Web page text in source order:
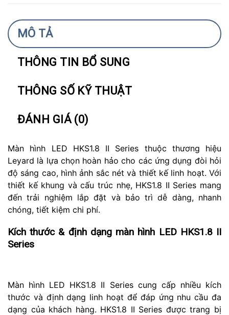
MÔ TẢ
THÔNG TIN BỔ SUNG
THÔNG SỐ KỸ THUẬT
ĐÁNH GIÁ (0)
Màn hình LED HKS1.8 II Series thuộc thương hiệu
Leyard là lựa chọn hoàn hảo cho các ứng dụng đòi hỏi
độ sáng cao, hình ảnh sắc nét và thiết kế linh hoạt. Với
thiết kế khung và cấu trúc nhẹ, HKS1.8 II Series mang
đến trải nghiệm lắp đặt và bảo trì dễ dàng, nhanh
chóng, tiết kiệm chi phí.
Kích thước & định dạng màn hình LED HKS1.8 II
Series
Màn hình LED HKS1.8 II Series cung cấp nhiều kích
thước và định dạng linh hoạt để đáp ứng nhu cầu đa
dạng của khách hàng. HKS1.8 II Series được trang bị